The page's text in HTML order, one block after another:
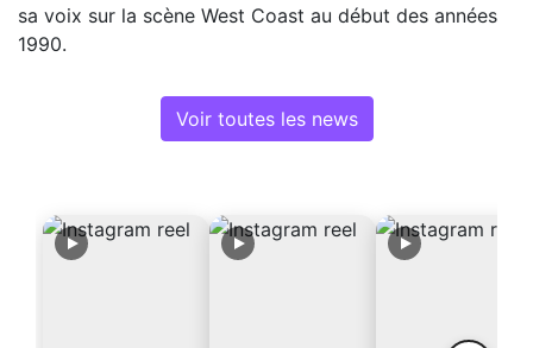
sa voix sur la scène West Coast au début des années
1990.
Voir toutes les news